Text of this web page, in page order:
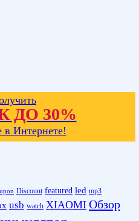
ДО 30%
в Интернете!
Discount featured led mp3
usb watch XIAOMI Обзор